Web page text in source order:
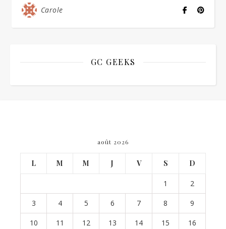
Carole
GC GEEKS
août 2026
L M M J V S D
1 2
3 4 5 6 7 8 9
10 11 12 13 14 15 16